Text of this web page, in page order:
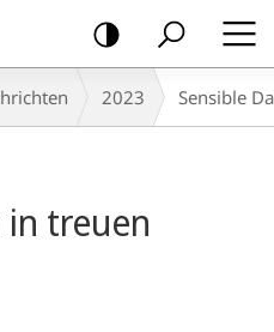
2023 Sensible
in treuen